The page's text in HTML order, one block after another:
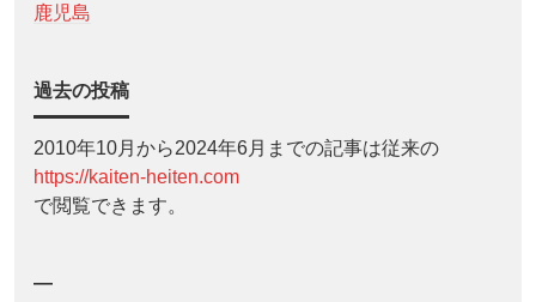
鹿児島
過去の投稿
2010年10月から2024年6月までの記事は従来の
https://kaiten-heiten.com
で閲覧できます。
—